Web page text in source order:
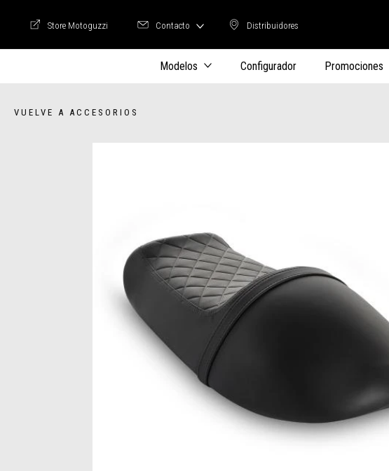
Distribuidores
Distribuidores
Store Motoguzzi
Store Motoguzzi Contacto
Modelos Configurador Promociones
VUELVE A ACCESORIOS